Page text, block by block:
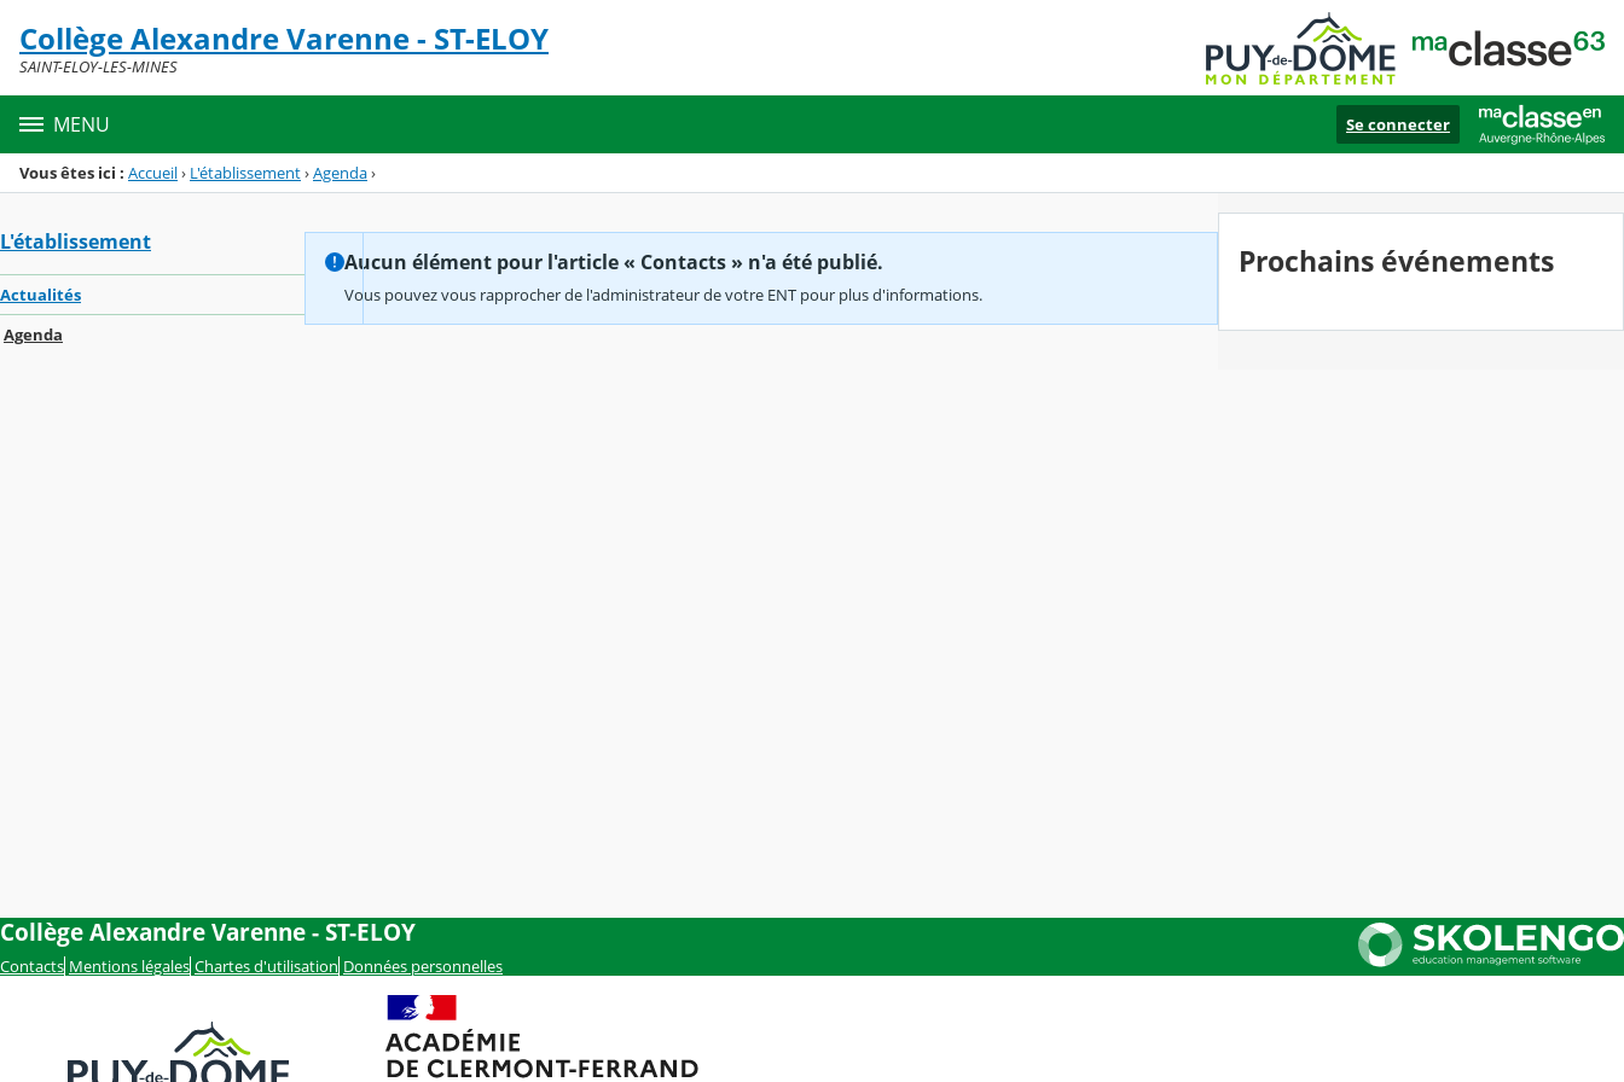
Menu de la rubrique
Contenu
Collège Alexandre Varenne - ST-ELOY
SAINT-ELOY-LES-MINES
MENU Se connecter
Vous êtes ici : Accueil› L'établissement›Agenda›
L'établissement
Actualités
Agenda
Aucun élément pour l'article « Contacts » n'a été publié.
Vous pouvez vous rapprocher de l'administrateur de votre ENT pour plus d'informations.
Prochains événements
Collège Alexandre Varenne - ST-ELOY
Contacts Mentions légales Chartes d'utilisation Données personnelles